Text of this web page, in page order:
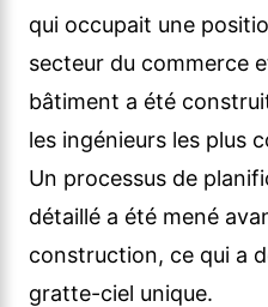
qui occupait une
secteur du commerce
bâtiment a été
les ingénieurs les plus
Un processus de
détaillé a été mené
construction, ce qui a
gratte-ciel unique.